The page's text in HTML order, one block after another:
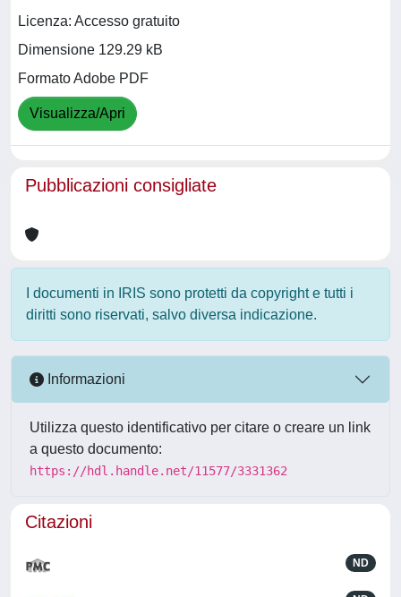
Licenza: Accesso gratuito
Dimensione 129.29 kB
Formato Adobe PDF
Visualizza/Apri
Pubblicazioni consigliate
I documenti in IRIS sono protetti da copyright e tutti i
diritti sono riservati, salvo diversa indicazione.
Informazioni
Utilizza questo identificativo per citare o creare un link
a questo documento:
https://hdl.handle.net/11577/3331362
Citazioni
ND